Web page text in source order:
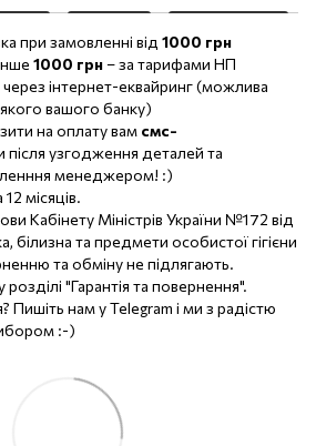
при замовленні від 1000 грн
1000 грн– за тарифами НП
інтернет-еквайринг (можлива
вашого банку)
на оплату вам смс-
після узгодження деталей та
менеджером! :)
місяців.
Кабінету Міністрів України №172 від
білизна та предмети особистої гігієни
та обміну не підлягають.
"Гарантія та повернення".
Пишіть нам у Telegram і ми з радістю
:-)